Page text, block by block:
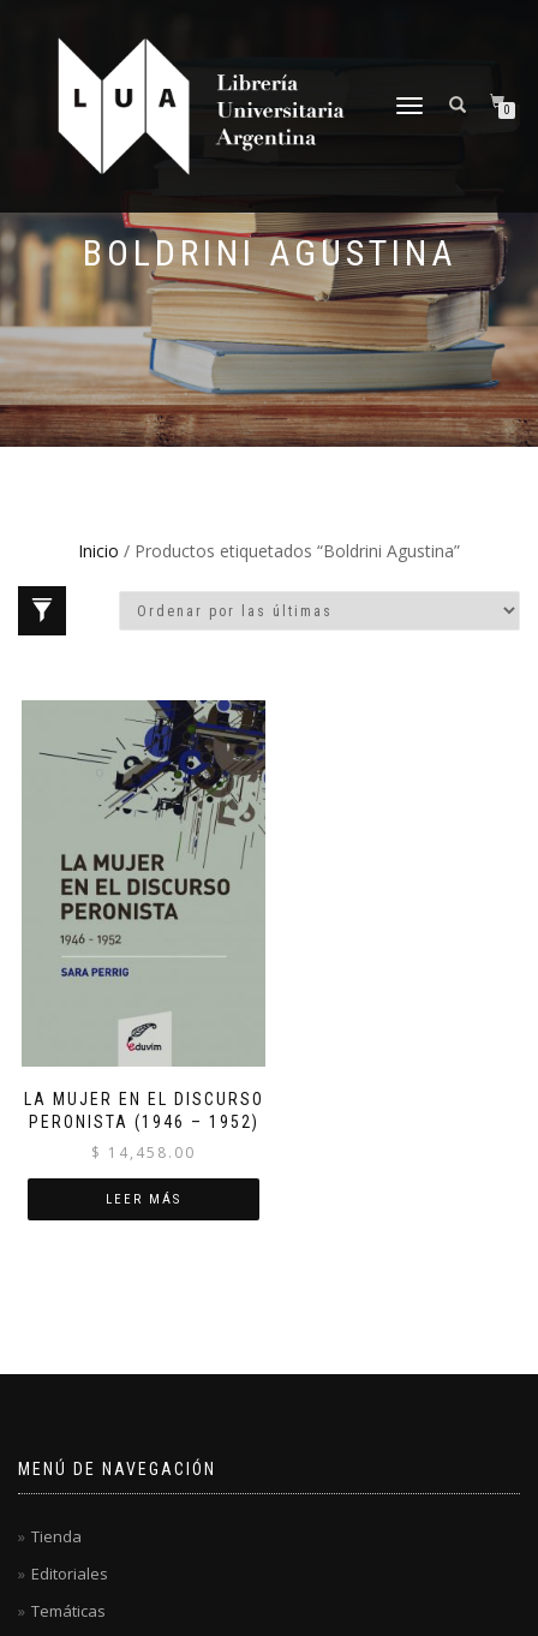
NAVEGACIÓN
0
BOLDRINI AGUSTINA
Inicio / Productos etiquetados “Boldrini Agustina”
LA MUJER EN EL DISCURSO
PERONISTA (1946 – 1952)
$ 14,458.00
LEER MÁS
MENÚ DE NAVEGACIÓN
Tienda
Editoriales
Temáticas